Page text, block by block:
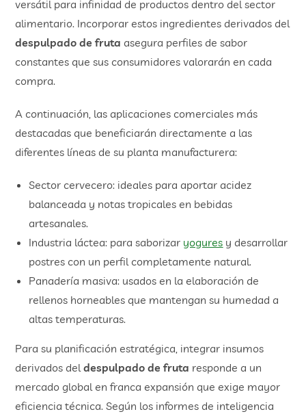
versátil para infinidad de productos dentro del sector
alimentario. Incorporar estos ingredientes derivados del
despulpado de fruta asegura perfiles de sabor
constantes que sus consumidores valorarán en cada
compra.
A continuación, las aplicaciones comerciales más
destacadas que beneficiarán directamente a las
diferentes líneas de su planta manufacturera:
Sector cervecero: ideales para aportar acidez
balanceada y notas tropicales en bebidas
artesanales.
Industria láctea: para saborizar yogures y desarrollar
postres con un perfil completamente natural.
Panadería masiva: usados en la elaboración de
rellenos horneables que mantengan su humedad a
altas temperaturas.
Para su planificación estratégica, integrar insumos
derivados deldespulpado de fruta responde a un
mercado global en franca expansión que exige mayor
eficiencia técnica. Según los informes de inteligencia